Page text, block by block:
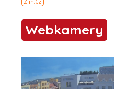
Webkamery